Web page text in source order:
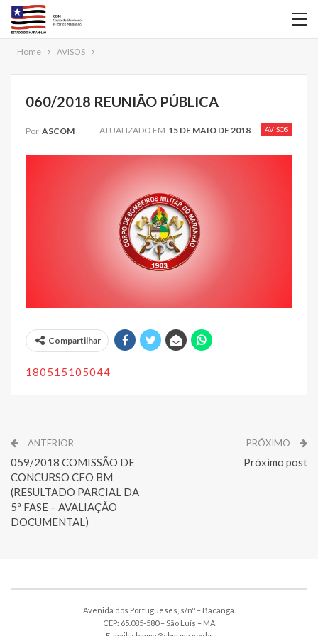
Home AVISOS
060/2018 REUNIÃO PÚBLICA
AVISOS
Por ASCOM ATUALIZADO EM 15 DE MAIO DE 2018
Compartilhar
180515105044
ANTERIOR
059/2018 COMISSÃO DE
CONCURSO CFO BM
(RESULTADO PARCIAL DA
5ª FASE – AVALIAÇÃO
DOCUMENTAL)
PRÓXIMO
Próximo post
Avenida dos Portugueses, s/nº – Bacanga.
CEP: 65.085-580 – São Luís – MA